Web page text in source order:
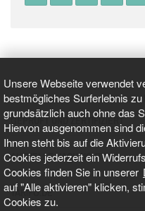
Unsere Webseite verwendet
bestmögliches Surferlebnis
grundsätzlich auch ohne das
Hiervon ausgenommen sind
Ihnen steht bis auf die
Cookies jederzeit ein
Cookies finden Sie in unserer
auf "Alle aktivieren" klicken,
Cookies zu.
GEPRÜFT UND ZERTIFIZIERT
AKTUELLE NACHRICHTEN
TARIFO.DE